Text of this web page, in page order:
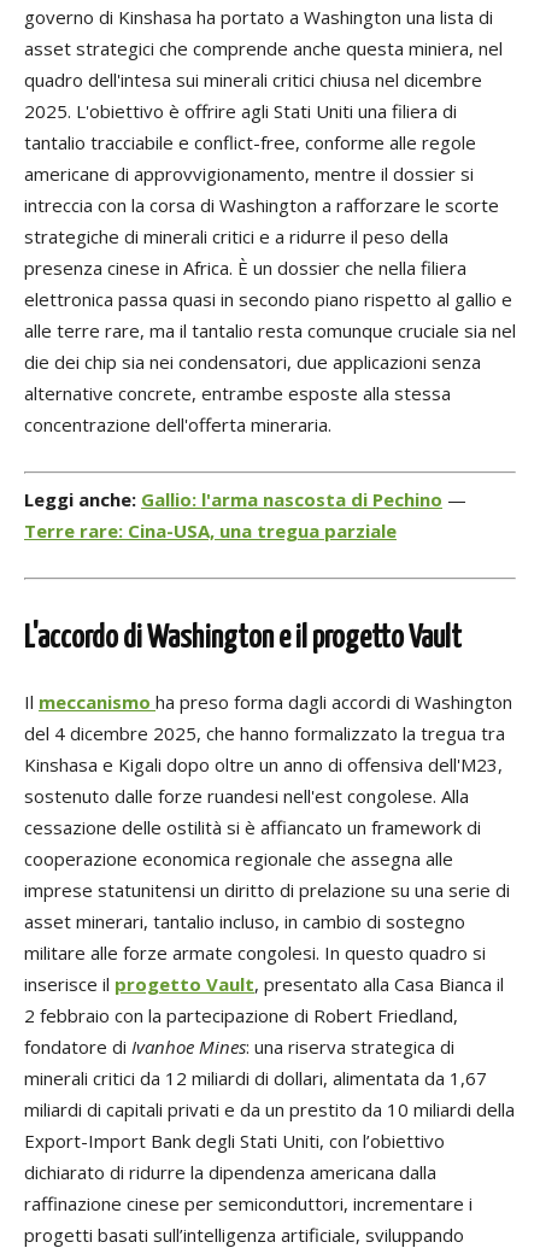
governo di Kinshasa ha portato a Washington una lista di
asset strategici che comprende anche questa miniera, nel
quadro dell'intesa sui minerali critici chiusa nel dicembre
2025. L'obiettivo è offrire agli Stati Uniti una filiera di
tantalio tracciabile e conflict-free, conforme alle regole
americane di approvvigionamento, mentre il dossier si
intreccia con la corsa di Washington a rafforzare le scorte
strategiche di minerali critici e a ridurre il peso della
presenza cinese in Africa. È un dossier che nella filiera
elettronica passa quasi in secondo piano rispetto al gallio e
alle terre rare, ma il tantalio resta comunque cruciale sia nel
die dei chip sia nei condensatori, due applicazioni senza
alternative concrete, entrambe esposte alla stessa
concentrazione dell'offerta mineraria.
Leggi anche: Gallio: l'arma nascosta di Pechino —
Terre rare: Cina-USA, una tregua parziale
L'accordo di Washington e il progetto Vault
Il meccanismo ha preso forma dagli accordi di Washington
del 4 dicembre 2025, che hanno formalizzato la tregua tra
Kinshasa e Kigali dopo oltre un anno di offensiva dell'M23,
sostenuto dalle forze ruandesi nell'est congolese. Alla
cessazione delle ostilità si è affiancato un framework di
cooperazione economica regionale che assegna alle
imprese statunitensi un diritto di prelazione su una serie di
asset minerari, tantalio incluso, in cambio di sostegno
militare alle forze armate congolesi. In questo quadro si
inserisce il progetto Vault, presentato alla Casa Bianca il
2 febbraio con la partecipazione di Robert Friedland,
fondatore di Ivanhoe Mines: una riserva strategica di
minerali critici da 12 miliardi di dollari, alimentata da 1,67
miliardi di capitali privati e da un prestito da 10 miliardi della
Export-Import Bank degli Stati Uniti, con l’obiettivo
dichiarato di ridurre la dipendenza americana dalla
raffinazione cinese per semiconduttori, incrementare i
progetti basati sull’intelligenza artificiale, sviluppando